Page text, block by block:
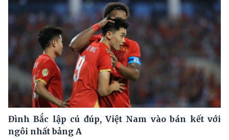
Đình Bắc lập cú đúp, Việt Nam vào bán kết với
ngôi nhất bảng A